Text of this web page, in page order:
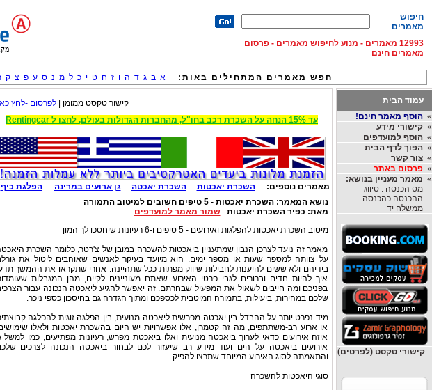
חיפוש
מאמרים
12993 מאמרים - מנוע לחיפוש מאמרים - פרסום
מאמרים חינם
חפש מאמרים המתחילים באות: א ב ג ד ה ו ז ח ט י כ ל מ נ ס ע פ צ ק
עמוד הבית
»הוסף מאמר חינם!
»קישורי מידע
»הוסף למועדפים
»הפוך לדף הבית
»צור קשר
»פרסום באתר
» מאמר מעניין בנושא:
מס הכנסה : סיווג
ההכנסה כהכנסה
ממשלח יד
קישורי טקסט (לפרטים)
קישור טקסט ממומן |לפרסום -לחץ
עד 15% הנחה על השכרת רכב בחו"ל, מהחברות הגדולות בעולם, לחצו ל Rentingcar
מאמרים נוספים: השכרת יאכטות השכרת יאכטה גן ארועים במרינה
הפלגת כיף
נושא המאמר:השכרת יאכטות - 5 טיפים חשובים למיטוב התמורה
מאת: כפיר השכרת יאכטותשמור מאמר למועדפים
מיטוב השכרת יאכטות להפלגות ואירועים - 5 טיפים ו-6 רעיונות שיחסכו לך המון
מאמר זה נועד לצרכן הנבון שמתעניין ביאכטות להשכרה במובן של צ'רטר, כלומר השכרת
על צוותה למספר שעות או מספר ימים. הוא מיועד בעיקר לאנשים שאוהבים ליטול את
בידיהם ולא ששים להיענות לחבילות שיווק מפתות ככל שתהיינה. אחרי שתקראו את ההמשך
איך להיות חדים וברורים לגבי פרטי האירוע שאתם מעוניינים לקיים, מהן המגבלות
בפניכם ומה חייבים לשאול את המפעיל שבחרתם. זה יאפשר להגיע ליאכטה הנכונה עבור
שלכם במהירות, ביעילות, בתמורה המיטבית לכספכם ומתוך הגדרה גם בחיסכון כספי ניכר.
מיד נפרט יותר על ההבדל בין יאכטה מפרשית ליאכטה מנועית, בין הפלגה זוגית להפלגה
או ארוע רב-משתתפים, מה זה קטמרן, אלו אפשרויות יש היום בהשכרת יאכטות ולאלו
איזה אירועים כדאי לערוך ביאכטה מנועית ואלו ביאכטת מפרש, רעיונות מפתיעים, כמו למשל
אירועים ביאכטה על הים ועוד מידע רב שיעזור לכם לבחור ביאכטה הנכונה לצרכים
והתאמתה לסוג האירוע המיוחד שתרצו להפיק.
סוגי היאכטות להשכרה